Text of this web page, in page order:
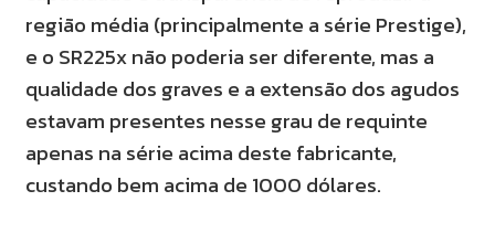
região média (principalmente a série Prestige),
e o SR225x não poderia ser diferente, mas a
qualidade dos graves e a extensão dos agudos
estavam presentes nesse grau de requinte
apenas na série acima deste fabricante,
custando bem acima de 1000 dólares.